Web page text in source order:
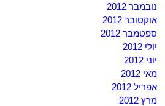
נובמבר 2012
אוקטובר 2012
ספטמבר 2012
יולי 2012
יוני 2012
מאי 2012
אפריל 2012
מרץ 2012